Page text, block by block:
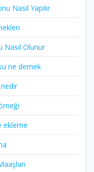
Nasıl Yapılır
Olunur
ne demek
ekleme